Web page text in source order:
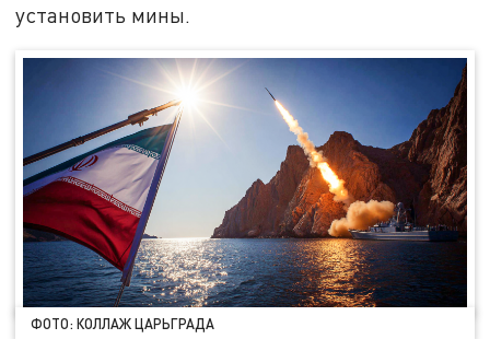
установить мины.
ФОТО: КОЛЛАЖ ЦАРЬГРАДА